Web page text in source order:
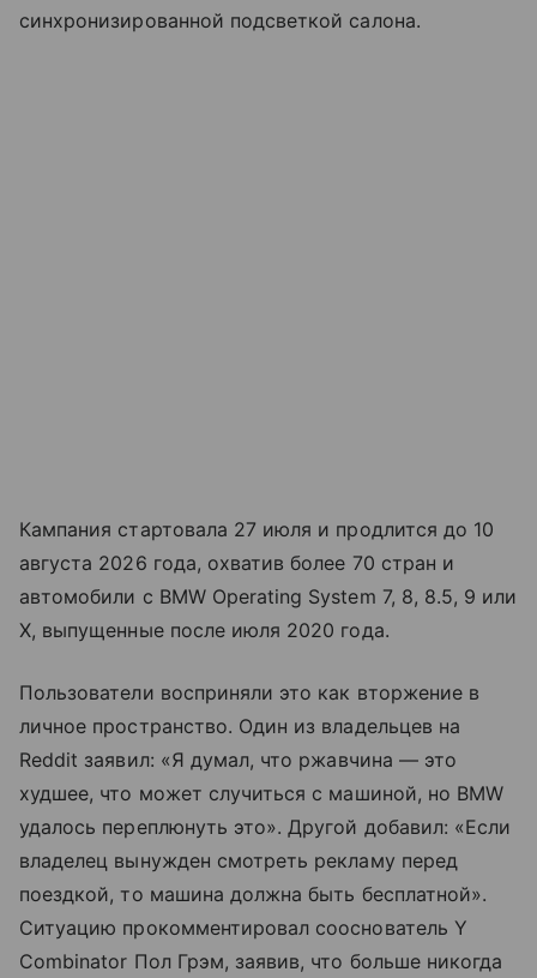
синхронизированной подсветкой салона.
Кампания стартовала 27 июля и продлится до 10
августа 2026 года, охватив более 70 стран и
автомобили с BMW Operating System 7, 8, 8.5, 9 или
X, выпущенные после июля 2020 года.
Пользователи восприняли это как вторжение в
личное пространство. Один из владельцев на
Reddit заявил: «Я думал, что ржавчина — это
худшее, что может случиться с машиной, но BMW
удалось переплюнуть это». Другой добавил: «Если
владелец вынужден смотреть рекламу перед
поездкой, то машина должна быть бесплатной».
Ситуацию прокомментировал сооснователь Y
Combinator Пол Грэм, заявив, что больше никогда